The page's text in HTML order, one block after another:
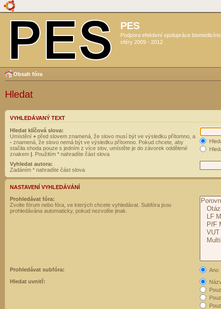
PES
Podpora efektivní spolupráce
sféry 2009 - 2012
Obsah fóra
Hledat
VYHLEDÁVANÝ TEXT
Hledat klíčová slova:
Umístění + před slovem znamená, že slovo musí být ve výsledku přítomno, a
- znamená, že slovo nemá být ve výsledku přítomno. Pokud chcete, aby
stačila shoda pouze s jedním z více slov, umístěte je do závorek oddělené
znakem | . Použitím * nahradíte část slova
Vyhledat autora:
Zadáním * nahradíte část slova
NASTAVENÍ VYHLEDÁVÁNÍ
Prohledávat fóra:
Zvolte fórum nebo fóra, ve kterých chcete vyhledávat. Subfóra jsou
prohledávána automaticky, pokud nezvolíte jinak.
Prohledávat subfóra:
Ano
Hledat uvnitř: